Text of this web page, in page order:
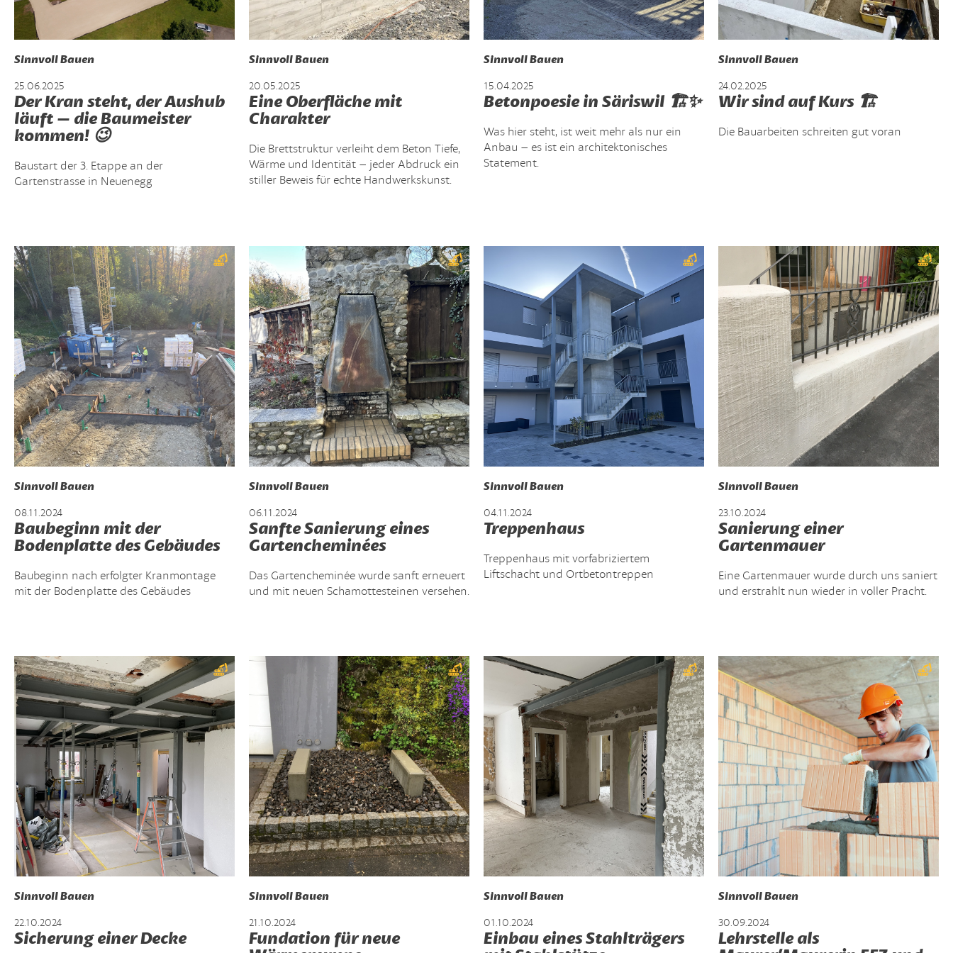
Sinnvoll Bauen
25.06.2025
Der Kran steht, der Aushub
läuft – die Baumeister
kommen! 😉
Baustart der 3. Etappe an der
Gartenstrasse in Neuenegg
Sinnvoll Bauen
20.05.2025
Eine Oberfläche mit
Charakter
Die Brettstruktur verleiht dem Beton Tiefe,
Wärme und Identität – jeder Abdruck ein
stiller Beweis für echte Handwerkskunst.
Sinnvoll Bauen
15.04.2025
Betonpoesie in Säriswil 🏗️✨
Was hier steht, ist weit mehr als nur ein
Anbau – es ist ein architektonisches
Statement.
Sinnvoll Bauen
24.02.2025
Wir sind auf Kurs 🏗️
Die Bauarbeiten schreiten gut voran
Sinnvoll Bauen
08.11.2024
Baubeginn mit der
Bodenplatte des Gebäudes
Baubeginn nach erfolgter Kranmontage
mit der Bodenplatte des Gebäudes
Sinnvoll Bauen
06.11.2024
Sanfte Sanierung eines
Gartencheminées
Das Gartencheminée wurde sanft erneuert
und mit neuen Schamottesteinen versehen.
Sinnvoll Bauen
04.11.2024
Treppenhaus
Treppenhaus mit vorfabriziertem
Liftschacht und Ortbetontreppen
Sinnvoll Bauen
23.10.2024
Sanierung einer
Gartenmauer
Eine Gartenmauer wurde durch uns saniert
und erstrahlt nun wieder in voller Pracht.
Sinnvoll Bauen
22.10.2024
Sicherung einer Decke
Sinnvoll Bauen
21.10.2024
Fundation für neue
Sinnvoll Bauen
01.10.2024
Einbau eines Stahlträgers
Sinnvoll Bauen
30.09.2024
Lehrstelle als